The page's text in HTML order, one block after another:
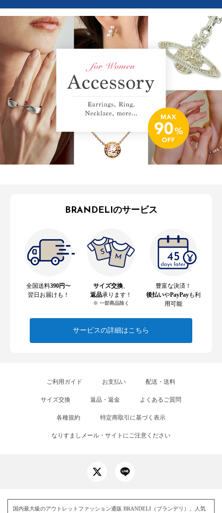
BRANDELIのサービス
全国送料390円〜
翌日お届けも！
サイズ交換
返品承ります！
※ 一部商品除く
豊富な決済！
後払いやPayPayも利
用可能
サービスの詳細はこちら
ご利用ガイド お支払い 配送・送料
サイズ交換 返品・返金 よくあるご質問
各種規約 特定商取引に基づく表示
なりすましメール・サイトにご注意ください
国内最大級のアウトレットファッション通販 BRANDELI（ブランデリ）。人気